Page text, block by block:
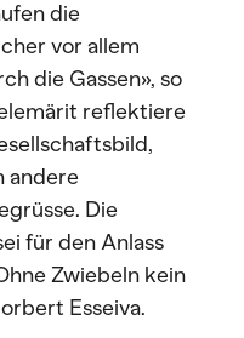
die
vor allem
die Gassen», so
reflektiere
andere
Die
für den Anlass
Zwiebeln kein
Esseiva.